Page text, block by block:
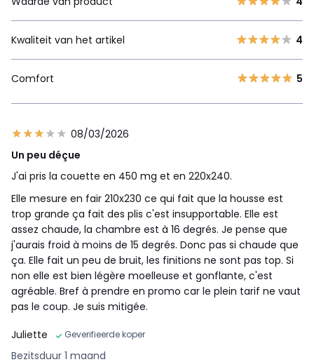
Kwaliteit van het artikel 4
Comfort 5
08/03/2026
Un peu déçue
J'ai pris la couette en 450 mg et en 220x240.
Elle mesure en fair 210x230 ce qui fait que la housse est
trop grande ça fait des plis c'est insupportable. Elle est
assez chaude, la chambre est à 16 degrés. Je pense que
j'aurais froid à moins de 15 degrés. Donc pas si chaude que
ça. Elle fait un peu de bruit, les finitions ne sont pas top. Si
non elle est bien légère moelleuse et gonflante, c'est
agréable. Bref à prendre en promo car le plein tarif ne vaut
pas le coup. Je suis mitigée.
Juliette
Geverifieerde koper
Bezitsduur 1 maand